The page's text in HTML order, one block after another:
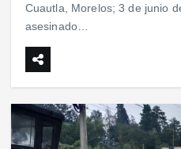
Cuautla, Morelos; 3 de junio
asesinado…